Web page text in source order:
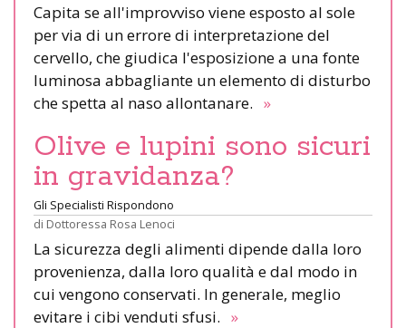
Capita se all'improvviso viene esposto al sole
per via di un errore di interpretazione del
cervello, che giudica l'esposizione a una fonte
luminosa abbagliante un elemento di disturbo
che spetta al naso allontanare. »
Olive e lupini sono sicuri
in gravidanza?
Gli Specialisti Rispondono
di Dottoressa Rosa Lenoci
La sicurezza degli alimenti dipende dalla loro
provenienza, dalla loro qualità e dal modo in
cui vengono conservati. In generale, meglio
evitare i cibi venduti sfusi. »